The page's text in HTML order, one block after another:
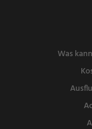
Was